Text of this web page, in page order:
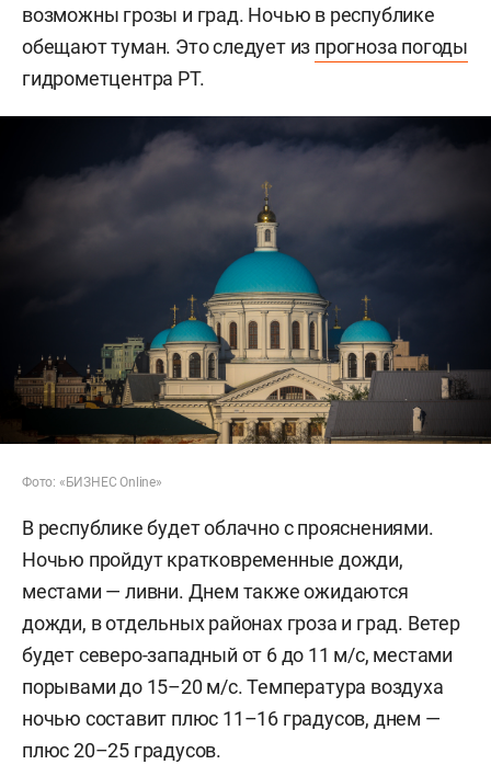
возможны грозы и град. Ночью в республике
обещают туман. Это следует из прогноза погоды
гидрометцентра РТ.
Фото: «БИЗНЕС Online»
В республике будет облачно с прояснениями.
Ночью пройдут кратковременные дожди,
местами — ливни. Днем также ожидаются
дожди, в отдельных районах гроза и град. Ветер
будет северо-западный от 6 до 11 м/с, местами
порывами до 15–20 м/с. Температура воздуха
ночью составит плюс 11–16 градусов, днем —
плюс 20–25 градусов.